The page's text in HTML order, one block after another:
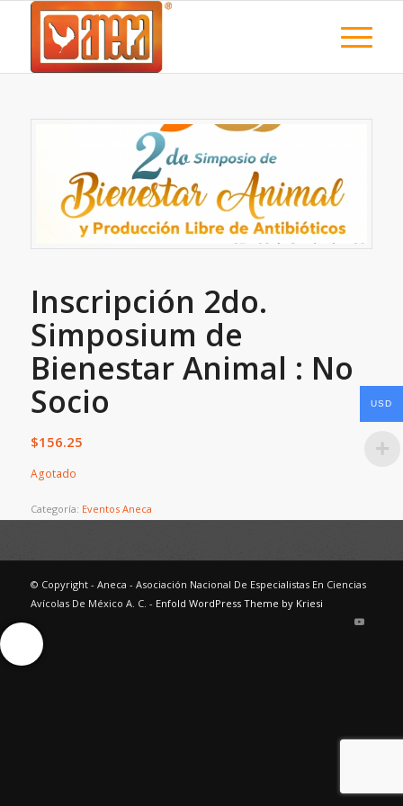
Inscripción 2do.
Simposium de
Bienestar Animal : No
Socio
$156.25
Agotado
Categoría: Eventos Aneca
© Copyright - Aneca - Asociación Nacional De Especialistas En Ciencias
Avícolas De México A. C. - Enfold WordPress Theme by Kriesi
Ayuda Interactiva
Ayuda Interactiva
Ayuda Interactiva
USD